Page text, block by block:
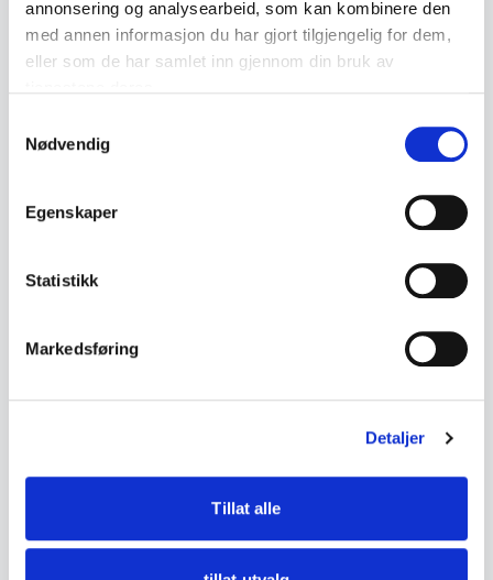
annonsering og analysearbeid, som kan kombinere den
med annen informasjon du har gjort tilgjengelig for dem,
eller som de har samlet inn gjennom din bruk av
Nødvendig
Egenskaper
Statistikk
Markedsføring
Detaljer
Tillat alle
• Merket "FANCY – J & J Fashion Sweden"
• Gullfarget metallnetting
• Kan brukes som skulderveske eller clutch
• Originalt speil medfølger
• Fremstår som vintage, trolig fra 1970-tallet
• Mål:
God stand – noe aldersslitasje og lette